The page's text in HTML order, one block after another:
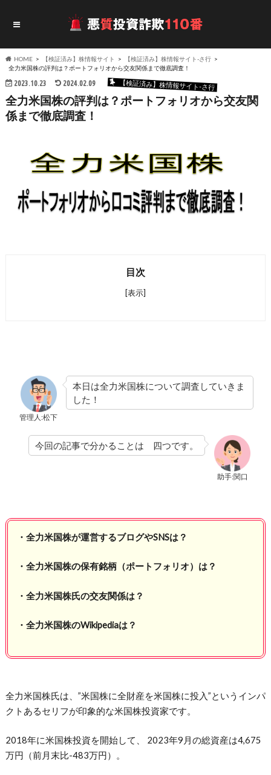
HOME 【検証済み】株情報サイト
【検証済み】株情報サイト-さ行
全力米国株の評判は？ポートフォリオから交友関係まで徹底調査！
2023.10.23 2024.02.09 【検証済み】株情報サイト-さ行
全力米国株の評判は？ポートフォリオから交友関
係まで徹底調査！
目次
[表示]
管理人:松下
本日は全力米国株について調査していきま
した！
助手:関口
今回の記事で分かることは 四つです。
・全力米国株が運営するブログやSNSは？
・全力米国株の保有銘柄（ポートフォリオ）は？
・全力米国株氏の交友関係は？
・全力米国株のWikipediaは？
全力米国株氏は、”米国株に全財産を米国株に投入”というインパ
クトあるセリフが印象的な米国株投資家です。
2018年に米国株投資を開始して、 2023年9月の総資産は4,675
万円（前月末比-483万円）。